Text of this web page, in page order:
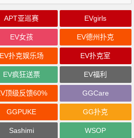
APT亚巡赛 EVgirls
EV女孩 EV德州扑克
EV扑克娱乐场 EV扑克室
EV疯狂送票 EV福利
顶级反馈60% GGCare
GGPUKE GG扑克
Sashimi WSOP